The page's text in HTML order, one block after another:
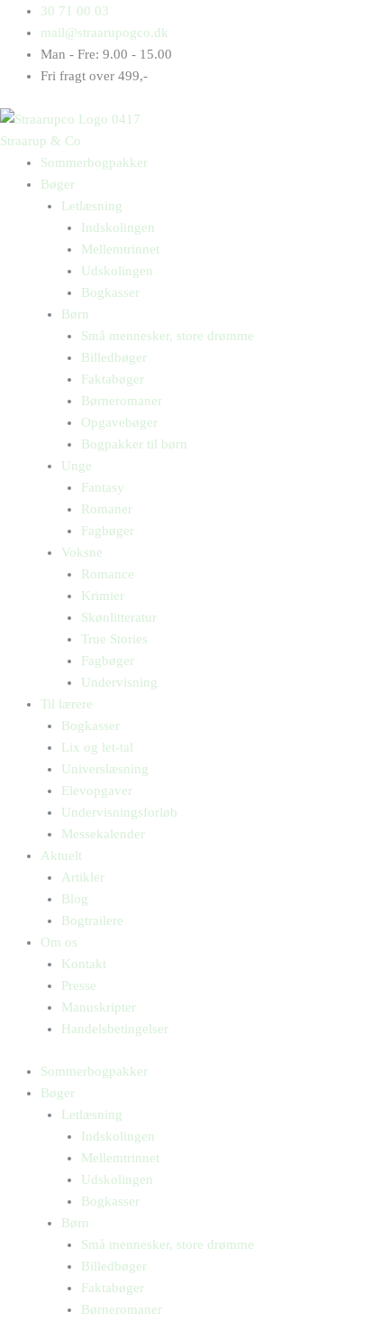
indholdet
30 71 00 03
mail@straarupogco.dk
Man - Fre: 9.00 - 15.00
Fri fragt over 499,-
Straarup & Co
Sommerbogpakker
Bøger
Letlæsning
Indskolingen
Mellemtrinnet
Udskolingen
Bogkasser
Børn
Små mennesker, store drømme
Billedbøger
Faktabøger
Børneromaner
Opgavebøger
Bogpakker til børn
Unge
Fantasy
Romaner
Fagbøger
Voksne
Romance
Krimier
Skønlitteratur
True Stories
Fagbøger
Undervisning
Til lærere
Bogkasser
Lix og let-tal
Universlæsning
Elevopgaver
Undervisningsforløb
Messekalender
Aktuelt
Artikler
Blog
Bogtrailere
Om os
Kontakt
Presse
Manuskripter
Handelsbetingelser
Sommerbogpakker
Bøger
Letlæsning
Indskolingen
Mellemtrinnet
Udskolingen
Bogkasser
Børn
Små mennesker, store drømme
Billedbøger
Faktabøger
Børneromaner
Products
search
Products
search